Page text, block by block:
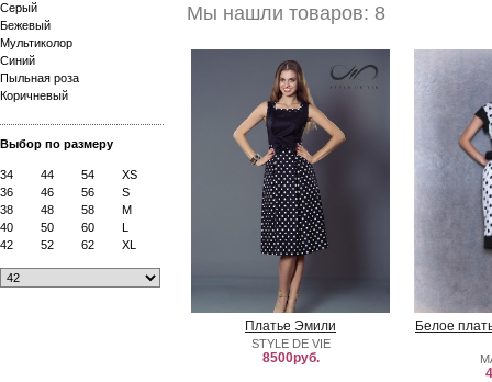
Серый
Бежевый
Мультиколор
Синий
Пыльная роза
Коричневый
Выбор по размеру
34 44 54
XS
36
46 56
S
38
48 58
M
40
50 60
L
42
52 62 XL
Мы нашли товаров: 8
Платье Эмили
STYLE DE VIE
8500руб.
Белое